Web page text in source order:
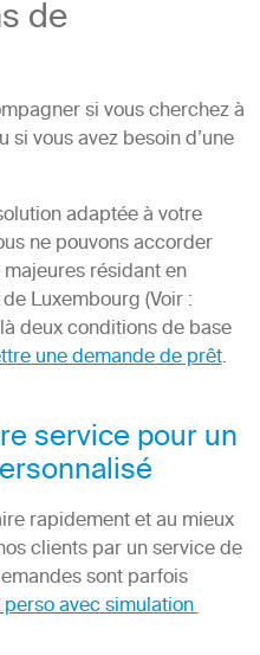
de
si vous cherchez à
vous avez besoin d’une
adaptée à votre
ne pouvons accorder
résidant en
Luxembourg (Voir :
deux conditions de base
une demande de prêt.
service pour un
rapidement et au mieux
clients par un service de
sont parfois
avec simulation